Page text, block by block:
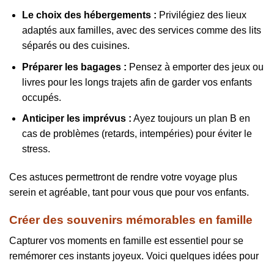
Le choix des hébergements : Privilégiez des lieux
adaptés aux familles, avec des services comme des lits
séparés ou des cuisines.
Préparer les bagages : Pensez à emporter des jeux ou
livres pour les longs trajets afin de garder vos enfants
occupés.
Anticiper les imprévus : Ayez toujours un plan B en
cas de problèmes (retards, intempéries) pour éviter le
stress.
Ces astuces permettront de rendre votre voyage plus
serein et agréable, tant pour vous que pour vos enfants.
Créer des souvenirs mémorables en famille
Capturer vos moments en famille est essentiel pour se
remémorer ces instants joyeux. Voici quelques idées pour